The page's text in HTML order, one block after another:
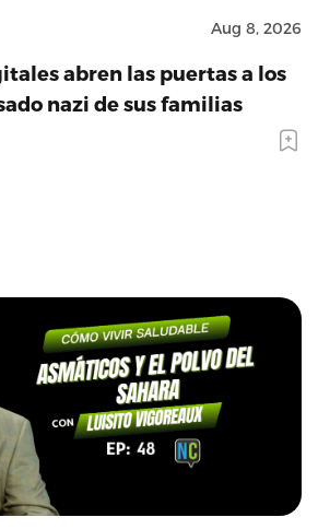
Aug 8, 2026
abren las puertas a los
nazi de sus familias